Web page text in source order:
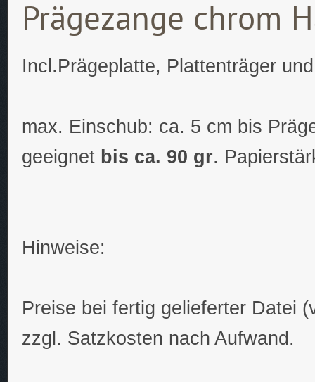
Prägezange chrom
Incl.Prägeplatte, Plattenträger
max. Einschub: ca. 5 cm bis
geeignet bis ca. 90 gr.
Hinweise:
Preise bei fertig gelieferter Datei
zzgl. Satzkosten nach Aufwand.